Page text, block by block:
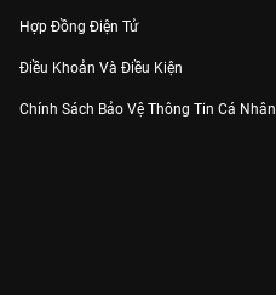
Hợp Đồng Điện Tử
Điều Khoản Và Điều Kiện
Chính Sách Bảo Vệ Thông Tin Cá Nhân